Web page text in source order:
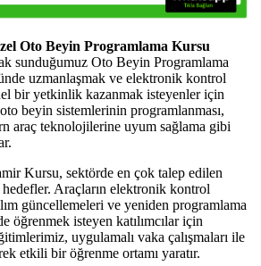
Oto Beyin Programlama Kursu
sunduğumuz Oto Beyin Programlama
uzmanlaşmak ve elektronik kontrol
bir yetkinlik kazanmak isteyenler için
beyin sistemlerinin programlanması,
araç teknolojilerine uyum sağlama gibi
Kursu, sektörde en çok talep edilen
hedefler. Araçların elektronik kontrol
güncellemeleri ve yeniden programlama
öğrenmek isteyen katılımcılar için
uygulamalı vaka çalışmaları ile
etkili bir öğrenme ortamı yaratır.